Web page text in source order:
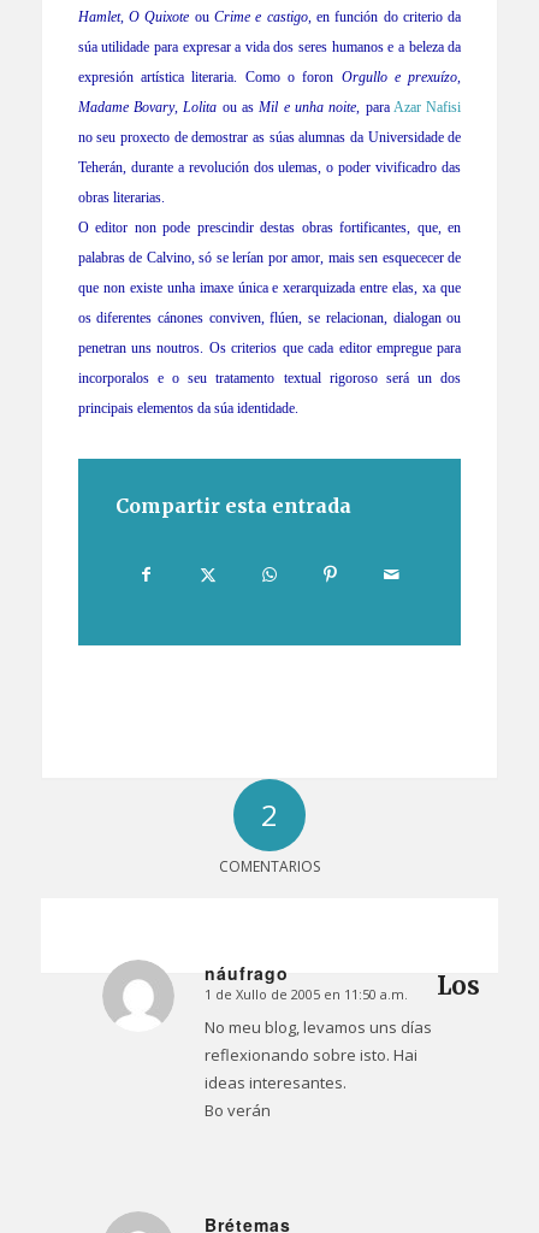
Hamlet, O Quixote ouCrime e castigo, en función do criterio da
súa utilidade para expresar a vida dos seres humanos e a beleza da
expresión artística literaria. Como o foron Orgullo e prexuízo
Madame Bovary, Lolita ou as Mil e unha noite , para Azar Nafisi
no seu proxecto de demostrar as súas alumnas da Universidade de
Teherán, durante a revolución dos ulemas, o poder vivificadro das
obras literarias.
O editor non pode prescindir destas obras fortificantes, que, en
palabras de Calvino, só se lerían por amor, mais sen esquececer de
que non existe unha imaxe única e xerarquizada entre elas, xa que
os diferentes cánones conviven, flúen, se relacionan, dialogan ou
penetran uns noutros. Os criterios que cada editor empregue para
incorporalos e o seu tratamento textual rigoroso será un dos
principais elementos da súa identidade.
Compartir esta entrada
2
COMENTARIOS
náufrago
Dice:
1 de Xullo de 2005 en 11:50 a.m.
No meu blog, levamos uns días
reflexionando sobre isto. Hai
ideas interesantes.
Bo verán
Brétemas
Los